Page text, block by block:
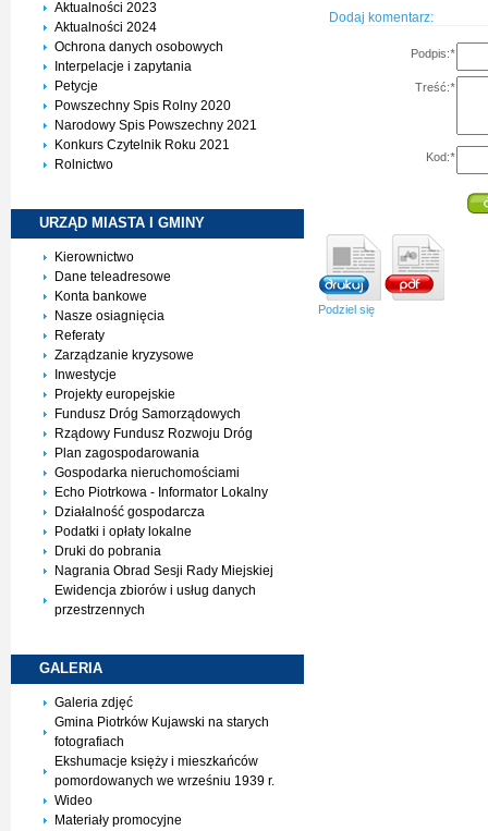
Aktualności 2023
Aktualności 2024
Ochrona danych osobowych
Interpelacje i zapytania
Petycje
Powszechny Spis Rolny 2020
Narodowy Spis Powszechny 2021
Konkurs Czytelnik Roku 2021
Rolnictwo
URZĄD MIASTA I GMINY
Kierownictwo
Dane teleadresowe
Konta bankowe
Nasze osiagnięcia
Referaty
Zarządzanie kryzysowe
Inwestycje
Projekty europejskie
Fundusz Dróg Samorządowych
Rządowy Fundusz Rozwoju Dróg
Plan zagospodarowania
Gospodarka nieruchomościami
Echo Piotrkowa - Informator Lokalny
Działalność gospodarcza
Podatki i opłaty lokalne
Druki do pobrania
Nagrania Obrad Sesji Rady Miejskiej
Ewidencja zbiorów i usług danych
przestrzennych
GALERIA
Galeria zdjęć
Gmina Piotrków Kujawski na starych
fotografiach
Ekshumacje księży i mieszkańców
pomordowanych we wrześniu 1939 r.
Wideo
Materiały promocyjne
Dodaj komentarz:
Podpis:*
Treść:*
Kod:*
Podziel się